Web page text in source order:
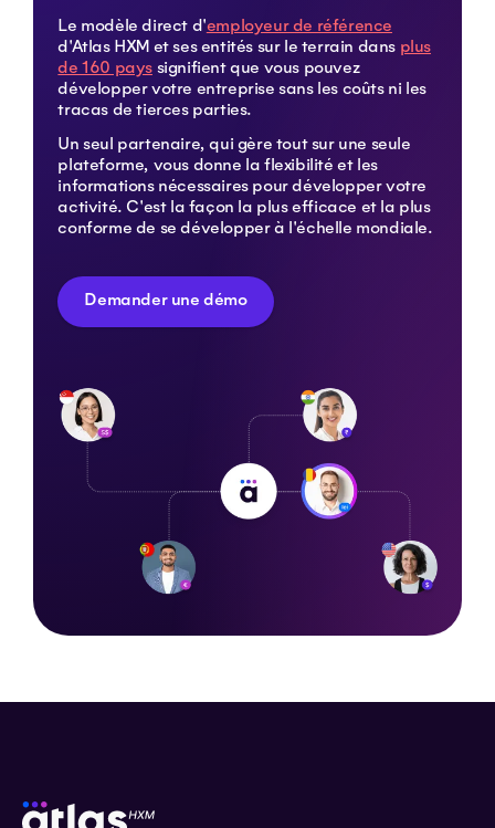
Le modèle direct d'employeur de référence
d'Atlas HXM et ses entités sur le terrain dans plus
de 160 pays signifient que vous pouvez
développer votre entreprise sans les coûts ni les
tracas de tierces parties.
Un seul partenaire, qui gère tout sur une seule
plateforme, vous donne la flexibilité et les
informations nécessaires pour développer votre
activité. C'est la façon la plus efficace et la plus
conforme de se développer à l'échelle mondiale.
Demander une démo